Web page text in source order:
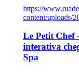
https://
content/uploads/
Le Petit Chef
interativa
Spa